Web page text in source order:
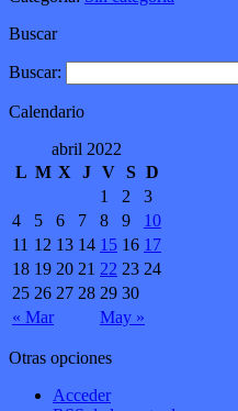
Buscar
Buscar:
Calendario
abril 2022
L M X J V S D
« Mar May »
1 2
3
4
5 6 7 8 9
10
11 12 13 14 15 16 17
18 19 20 21 22 23 24
25 26 27 28 29 30
Otras opciones
Acceder